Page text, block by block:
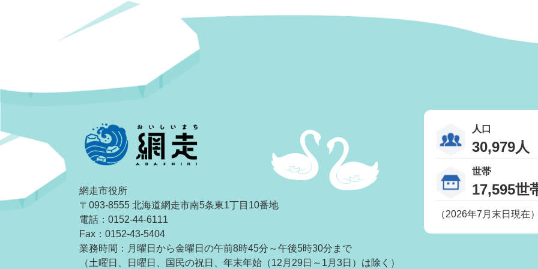
網走市役所
〒093-8555 北海道網走市南5条東1丁目10番地
電話：0152-44-6111
Fax：0152-43-5404
業務時間：月曜日から金曜日の午前8時45分～午後5時30分まで
（土曜日、日曜日、国民の祝日、年末年始（12月29日～1月3日）は除く）
人口
30,979人
世帯
17,595世
（2026年7月末日現在